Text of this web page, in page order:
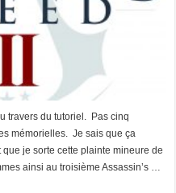
travers du tutoriel. Pas cinq
mémorielles. Je sais que ça
je sorte cette plainte mineure de
ainsi au troisième Assassin’s …